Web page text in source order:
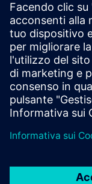
esigenza.
Contattaci